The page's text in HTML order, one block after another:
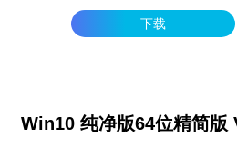
下载
Win10 纯净版64位精简版